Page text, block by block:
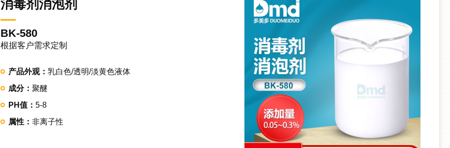
消毒剂消泡剂
BK-580
根据客户需求定制
产品外观： 乳白色/透明/淡黄色液体
成分： 聚醚
PH值： 5-8
属性： 非离子性